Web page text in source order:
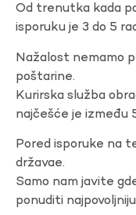
Od trenutka kada
isporuku je 3 do 5
Nažalost nemamo
poštarine.
Kurirska služba
najčešće je između
Pored isporuke na
državae.
Samo nam javite
ponuditi